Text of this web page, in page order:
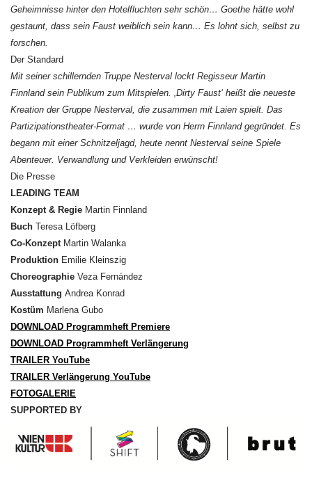
Geheimnisse hinter den Hotelfluchten sehr schön… Goethe hätte wohl
gestaunt, dass sein Faust weiblich sein kann… Es lohnt sich, selbst zu
forschen.
Der Standard
Mit seiner schillernden Truppe Nesterval lockt Regisseur Martin
Finnland sein Publikum zum Mitspielen. ‚Dirty Faust‘ heißt die neueste
Kreation der Gruppe Nesterval, die zusammen mit Laien spielt. Das
Partizipationstheater-Format … wurde von Herrn Finnland gegründet. Es
begann mit einer Schnitzeljagd, heute nennt Nesterval seine Spiele
Abenteuer. Verwandlung und Verkleiden erwünscht!
Die Presse
LEADING TEAM
Konzept & Regie Martin Finnland
Buch Teresa Löfberg
Co-Konzept Martin Walanka
Produktion Emilie Kleinszig
Choreographie Veza Fernández
Ausstattung Andrea Konrad
Kostüm Marlena Gubo
DOWNLOAD Programmheft Premiere
DOWNLOAD Programmheft Verlängerung
TRAILER YouTube
TRAILER Verlängerung YouTube
FOTOGALERIE
SUPPORTED BY